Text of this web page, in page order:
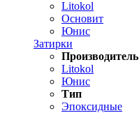
Litokol
Основит
Юнис
Затирки
Производитель
Litokol
Юнис
Тип
Эпоксидные